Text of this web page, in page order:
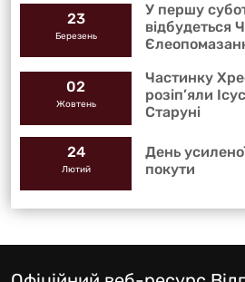
23
Березень
У першу
відбудеться
02
Жовтень
Частинку
розіп’яли
Старуні
24
Лютий
День
покути